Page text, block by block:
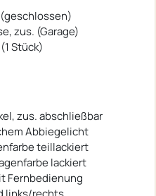
zus. (Garage)
Stück)
zus. abschließbar
Abbiegelicht
teillackiert
lackiert
Fernbedienung